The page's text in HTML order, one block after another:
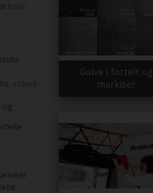
solsejl
og
Gulve i fortelt og
markiser